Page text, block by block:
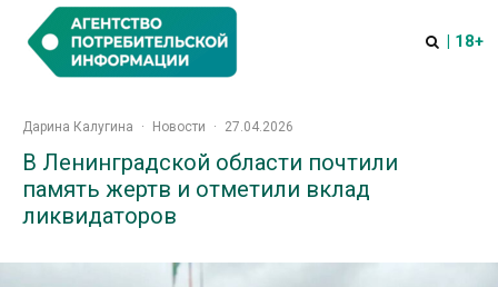
| 18+
Дарина Калугина · Новости · 27.04.2026
В Ленинградской области почтили
память жертв и отметили вклад
ликвидаторов